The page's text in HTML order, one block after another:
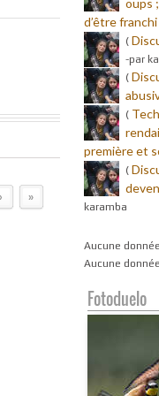
› »
d’être franchi
(
-par
(
(
première et
(
karamba
Aucune donnée
Aucune donnée
Fotoduelo